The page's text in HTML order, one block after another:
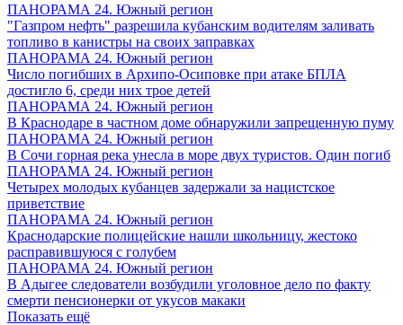
ПАНОРАМА 24. Южный регион
"Газпром нефть" разрешила кубанским водителям заливать
топливо в канистры на своих заправках
ПАНОРАМА 24. Южный регион
Число погибших в Архипо-Осиповке при атаке БПЛА
достигло 6, среди них трое детей
ПАНОРАМА 24. Южный регион
В Краснодаре в частном доме обнаружили запрещенную пуму
ПАНОРАМА 24. Южный регион
В Сочи горная река унесла в море двух туристов. Один погиб
ПАНОРАМА 24. Южный регион
Четырех молодых кубанцев задержали за нацистское
приветствие
ПАНОРАМА 24. Южный регион
Краснодарские полицейские нашли школьницу, жестоко
расправившуюся с голубем
ПАНОРАМА 24. Южный регион
В Адыгее следователи возбудили уголовное дело по факту
смерти пенсионерки от укусов макаки
Показать ещё